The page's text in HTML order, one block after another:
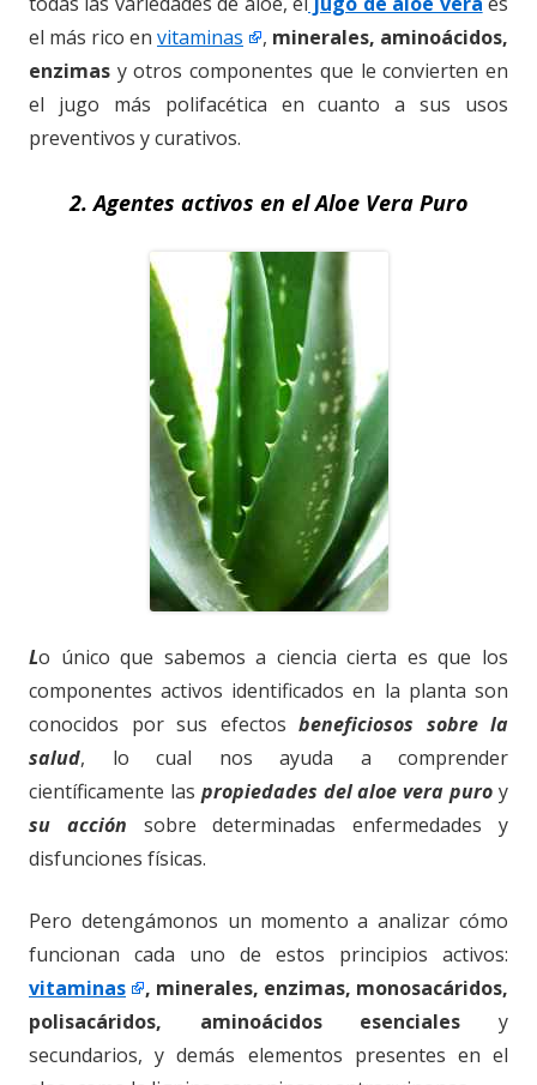
el más rico en vitaminas , minerales, aminoácidos,
enzimas y otros componentes que le convierten en
el jugo más polifacética en cuanto a sus usos
preventivos y curativos.
2. Agentes activos en el Aloe Vera Puro
Lo único que sabemos a ciencia cierta es que los
componentes activos identificados en la planta son
conocidos por sus efectos beneficiosos sobre la
salud, lo cual nos ayuda a comprender
científicamente las propiedades del aloe vera puro y
su acción sobre determinadas enfermedades y
disfunciones físicas.
Pero detengámonos un momento a analizar cómo
funcionan cada uno de estos principios activos:
vitaminas
, minerales, enzimas, monosacáridos,
polisacáridos, aminoácidos esenciales y
secundarios, y demás elementos presentes en el